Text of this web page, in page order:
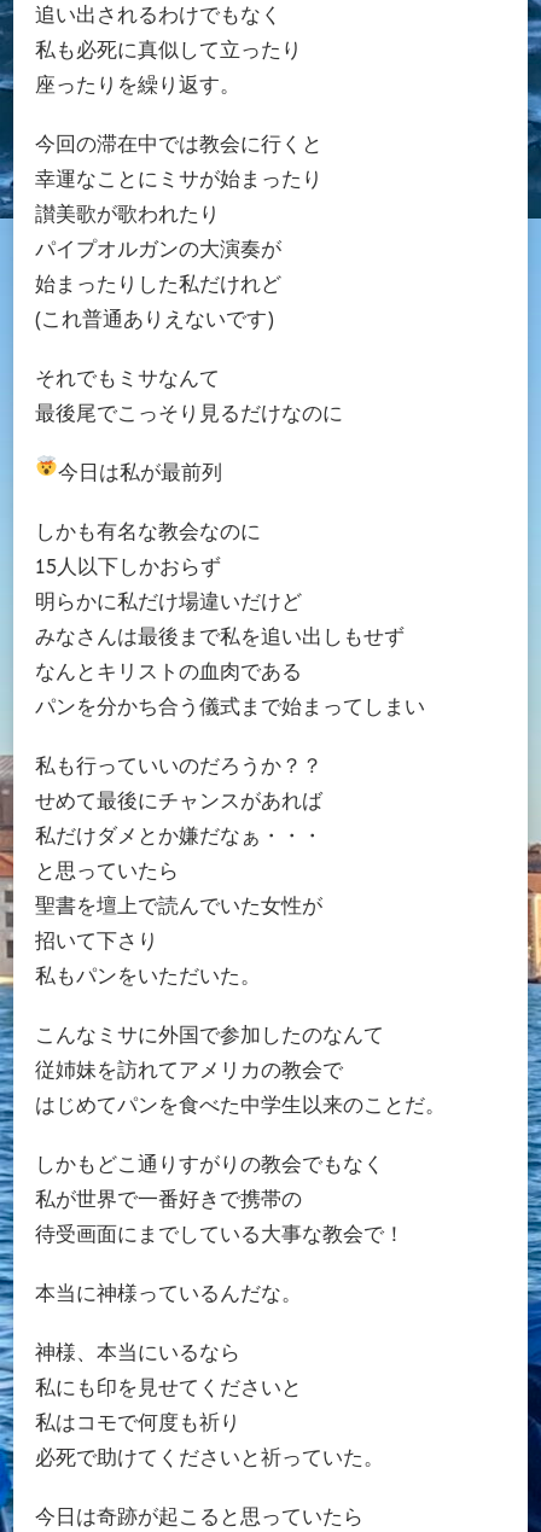
追い出されるわけでもなく
私も必死に真似して立ったり
座ったりを繰り返す。
今回の滞在中では教会に行くと
幸運なことにミサが始まったり
讃美歌が歌われたり
パイプオルガンの大演奏が
始まったりした私だけれど
(これ普通ありえないです)
それでもミサなんて
最後尾でこっそり見るだけなのに
今日は私が最前列
しかも有名な教会なのに
15人以下しかおらず
明らかに私だけ場違いだけど
みなさんは最後まで私を追い出しもせず
なんとキリストの血肉である
パンを分かち合う儀式まで始まってしまい
私も行っていいのだろうか？？
せめて最後にチャンスがあれば
私だけダメとか嫌だなぁ・・・
と思っていたら
聖書を壇上で読んでいた女性が
招いて下さり
私もパンをいただいた。
こんなミサに外国で参加したのなんて
従姉妹を訪れてアメリカの教会で
はじめてパンを食べた中学生以来のことだ。
しかもどこ通りすがりの教会でもなく
私が世界で一番好きで携帯の
待受画面にまでしている大事な教会で！
本当に神様っているんだな。
神様、本当にいるなら
私にも印を見せてくださいと
私はコモで何度も祈り
必死で助けてくださいと祈っていた。
今日は奇跡が起こると思っていたら